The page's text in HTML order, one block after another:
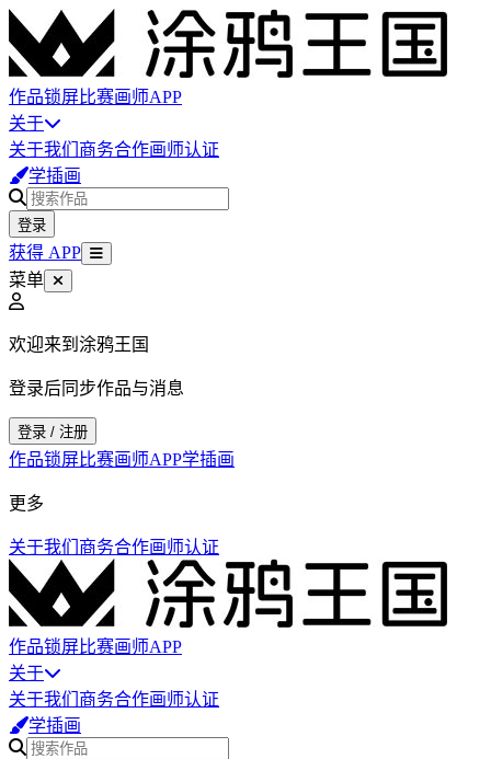
作品锁屏比赛画师APP
关于
关于我们 商务合作画师认证
学插画
登录
获得 APP
菜单
欢迎来到涂鸦王国
登录后同步作品与消息
登录 / 注册
作品锁屏比赛画师APP学插画
更多
关于我们 商务合作画师认证
作品锁屏比赛画师APP
关于
关于我们 商务合作画师认证
学插画